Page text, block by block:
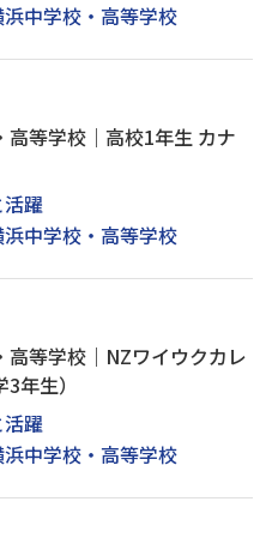
中学校・高等学校
等学校｜高校1年生 カナ
躍
中学校・高等学校
等学校｜NZワイウクカレ
年生）
躍
中学校・高等学校